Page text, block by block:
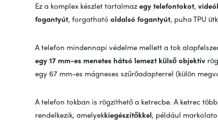
Ez a komplex készlet tartalmazegy telefontokot,
fogantyút, forgatható oldalsó fogantyút, puha TPU
A telefon mindennapi védelme mellett a tok
egy 17 mm-es menetes hátsó lemezt külső objektív
egy 67 mm-es mágneses szűrőadapterrel (külön
A telefon tokban is rögzíthető a ketrecbe. A ketrec
rendelkezik, amelyekkiegészítőkkel, például